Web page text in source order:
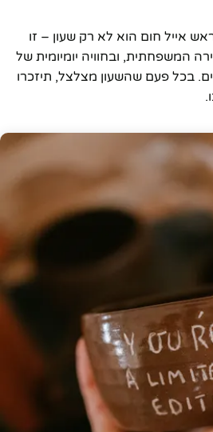
אייל חום הוא לא רק שעון – זו
המשפחתית, ובחוויה יומיומית של
בכל פעם שהשעון מצלצל, תיזכרו